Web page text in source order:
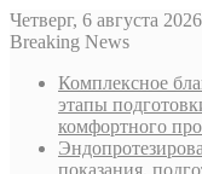
Четверг, 6 августа 2026
Breaking News
Комплексное
этапы
комфортного
показания,